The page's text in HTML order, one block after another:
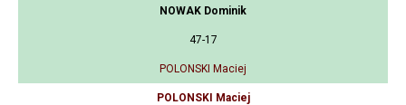
NOWAK Dominik
47-17
POLONSKI Maciej
POLONSKI Maciej